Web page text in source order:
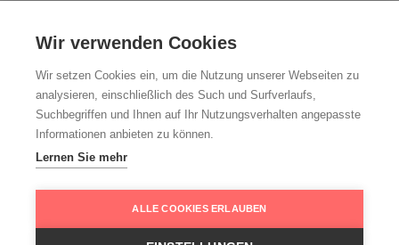
UNSERE ÖFFNUNGSZEITEN IN MÜNCHEN
DAS LAGER
Donnerstag und Freitag von 12 bis 18 Uhr
Ihr Weg zu uns
Wir verwenden Cookies
Wir setzen Cookies ein, um die Nutzung unserer Webseiten zu
analysieren, einschließlich des Such und Surfverlaufs,
Suchbegriffen und Ihnen auf Ihr Nutzungsverhalten angepasste
Informationen anbieten zu können.
Lernen Sie mehr
ALLE COOKIES ERLAUBEN